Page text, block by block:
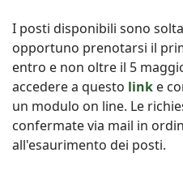
I posti disponibili sono
opportuno prenotarsi il
entro e non oltre il 5
accedere a questo link e
un modulo on line. Le
confermate via mail in
all'esaurimento dei posti.